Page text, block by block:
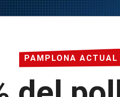
PAMPLONA ACTUAL